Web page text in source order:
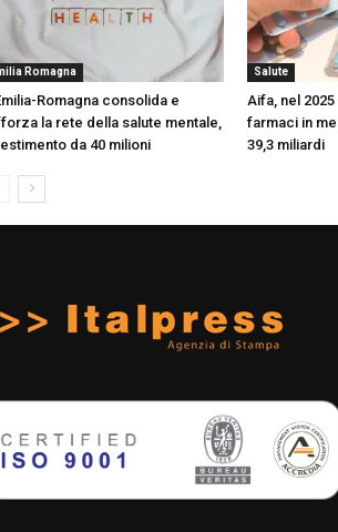
Romagna
Romagna consolida e
la rete della salute mentale,
da 40 milioni
Salute
Aifa, nel
farmaci in
39,3 miliardi